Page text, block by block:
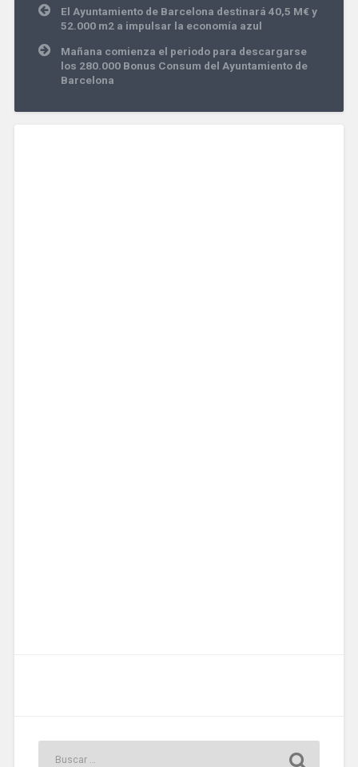
Navegación
de
entradas
El Ayuntamiento de Barcelona destinará 40,5 M€ y
52.000 m2 a impulsar la economía azul
Mañana comienza el periodo para descargarse
los 280.000 Bonus Consum del Ayuntamiento de
Barcelona